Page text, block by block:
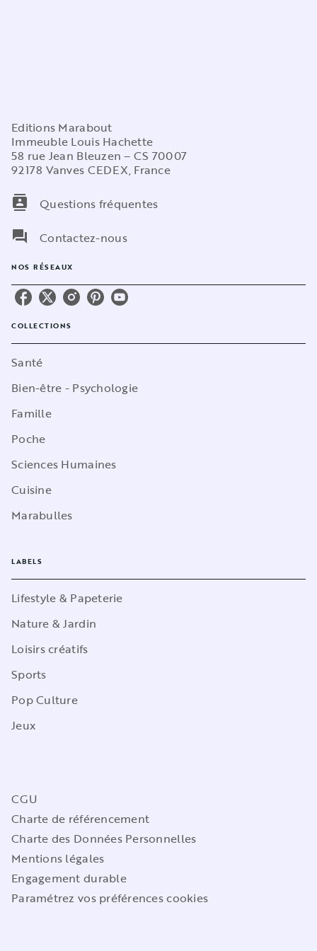
Editions Marabout
Immeuble Louis Hachette
58 rue Jean Bleuzen – CS 70007
92178 Vanves CEDEX, France
contacts
Questions fréquentes
question_answer
Contactez-nous
NOS RÉSEAUX
COLLECTIONS
Santé
Bien-être - Psychologie
Famille
Poche
Sciences Humaines
Cuisine
Marabulles
LABELS
Lifestyle & Papeterie
Nature & Jardin
Loisirs créatifs
Sports
Pop Culture
Jeux
CGU
Charte de référencement
Charte des Données Personnelles
Mentions légales
Engagement durable
Paramétrez vos préférences cookies